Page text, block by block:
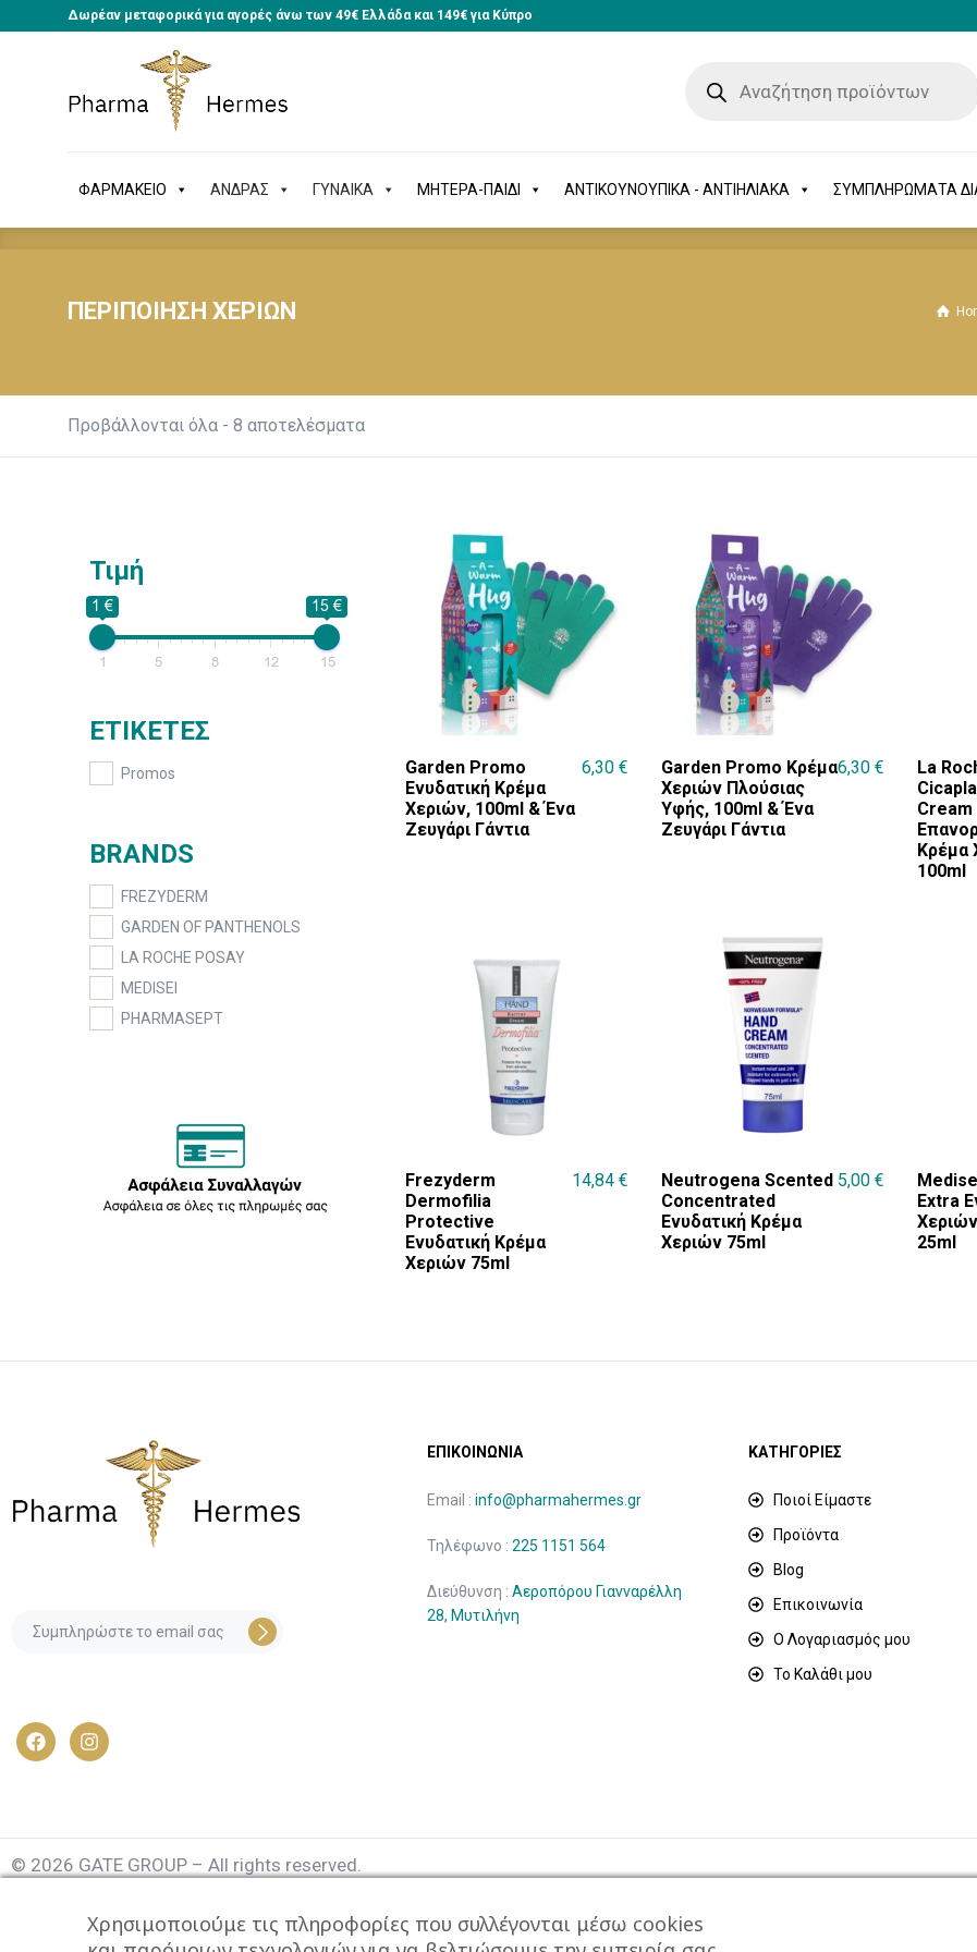
Δωρέαν μεταφορικά για αγορές άνω των 49€ Ελλάδα και 149€ για Κύπρο
ΦΑΡΜΑΚΕΙΟ ΑΝΔΡΑΣ ΓΥΝΑΙΚΑ ΜΗΤΕΡΑ-ΠΑΙΔΙ ΑΝΤΙΚΟΥΝΟΥΠΙΚΑ - ΑΝΤΙΗΛΙΑΚΑ ΣΥΜΠΛΗΡΩΜΑΤΑ
ΦΑΡΜΑΚΕΙΟ ΑΝΔΡΑΣ ΓΥΝΑΙΚΑ ΜΗΤΕΡΑ-ΠΑΙΔΙ ΑΝΤΙΚΟΥΝΟΥΠΙΚΑ - ΑΝΤΙΗΛΙΑΚΑ ΣΥΜΠΛΗΡΩΜΑΤΑ
ΠΕΡΙΠΟΙΗΣΗ ΧΕΡΙΩΝ
Προβάλλονται όλα - 8 αποτελέσματα
Garden Promo
Ενυδατική Κρέμα
Χεριών, 100ml & Ένα
Ζευγάρι Γάντια
6,30 €
Garden Promo Κρέμα
Χεριών Πλούσιας
Υφής, 100ml & Ένα
Ζευγάρι Γάντια
6,30 €
La
Cream
Κρέμα
100ml
Frezyderm
Dermofilia
Protective
Ενυδατική Κρέμα
Χεριών 75ml
14,84 €
Neutrogena Scented
Concentrated
Ενυδατική Κρέμα
Χεριών 75ml
5,00 €
Extra
25ml
Τιμή
1 € 15 €
1 5 8 12 15
ΕΤΙΚΕΤΕΣ
Promos
BRANDS
FREZYDERM
GARDEN OF PANTHENOLS
LA ROCHE POSAY
MEDISEI
PHARMASEPT
ΕΠΙΚΟΙΝΩΝΙΑ
Email : info@pharmahermes.gr
Τηλέφωνο : 225 1151 564
Διεύθυνση : Αεροπόρου Γιανναρέλλη
28, Μυτιλήνη
ΚΑΤΗΓΟΡΙΕΣ
Ποιοί Είμαστε
Προϊόντα
Blog
Επικοινωνία
Ο Λογαριασμός μου
Το Καλάθι μου
© 2026 GATE GROUP – All rights reserved.
Αριθμός Γ.Ε.ΜΗ. : 077935642000
Χρησιμοποιούμε τις πληροφορίες που συλλέγονται μέσω cookies